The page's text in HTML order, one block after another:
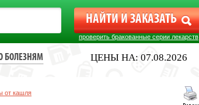
проверить бракованные серии лекарств
ЦЕНЫ НА: 07.08.2026
БОЛЕЗНЯМ
от кашля